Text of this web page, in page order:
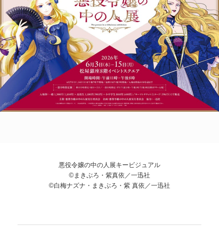
POLICY COMPANY
悪役令嬢の中の人展キービジュアル
©まきぶろ・紫真依／一迅社
©白梅ナズナ・まきぶろ・紫 真依／一迅社